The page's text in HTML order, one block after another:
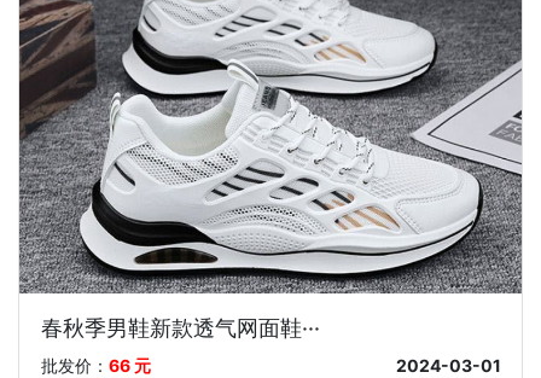
春秋季男鞋新款透气网面鞋···
批发价： 66 元
2024-03-01